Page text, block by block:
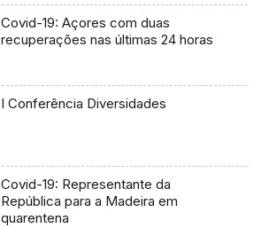
Covid-19: Açores com duas
recuperações nas últimas 24 horas
I Conferência Diversidades
Covid-19: Representante da
República para a Madeira em
quarentena